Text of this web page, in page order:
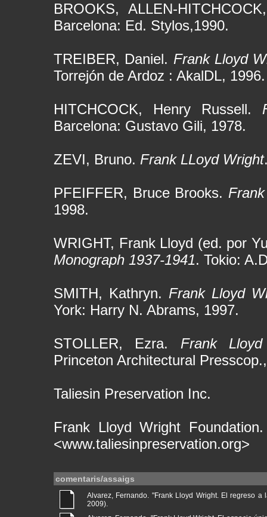
BROOKS, ALLEN-
Barcelona: Ed. Stylos,1990.
TREIBER, Daniel. Frank Lloyd
Torrejón de Ardoz : AkalDL, 1996.
HITCHCOCK, Henry Russell.
Barcelona: Gustavo Gili, 1978.
ZEVI, Bruno. Frank LLoyd Wright
PFEIFFER, Bruce Brooks.
1998.
WRIGHT, Frank Lloyd (ed. por
Monograph 1937-1941. Tokio:
SMITH, Kathryn. Frank Lloyd
York: Harry N. Abrams, 1997.
STOLLER, Ezra. Frank
Princeton Architectural
Taliesin Preservation Inc.
Frank Lloyd Wright
<www.taliesinpreservation.org>
comentaris/assaigs
Alvarez, Fernando. "Frank Lloyd Wright. El regreso
2009).